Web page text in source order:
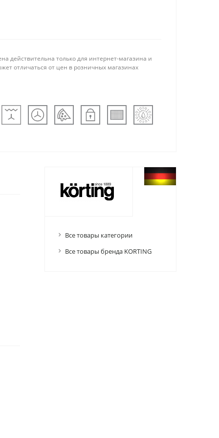
действительна только для интернет-магазина и
отличаться от цен в розничных магазинах
Все товары категории
Все товары бренда KORTING